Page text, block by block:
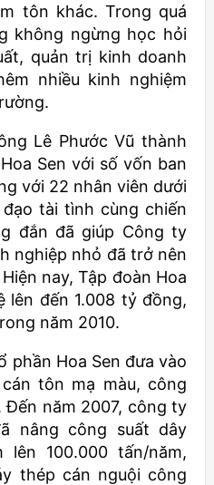
tôn khác. Trong quá
không ngừng học hỏi
quản trị kinh doanh
nhiều kinh nghiệm
Lê Phước Vũ thành
Sen với số vốn ban
với 22 nhân viên dưới
tài tình cùng chiến
đắn đã giúp Công ty
nghiệp nhỏ đã trở nên
nay, Tập đoàn Hoa
lên đến 1.008 tỷ đồng,
năm 2010.
phần Hoa Sen đưa vào
tôn mạ màu, công
năm 2007, công ty
nâng công suất dây
100.000 tấn/năm,
thép cán nguội công